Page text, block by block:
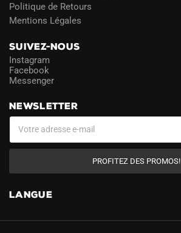
Politique de Retours
Mentions Légales
SUIVEZ-NOUS
Instagram
Facebook
Messenger
NEWSLETTER
PROFITEZ DES PROMOS!
LANGUE